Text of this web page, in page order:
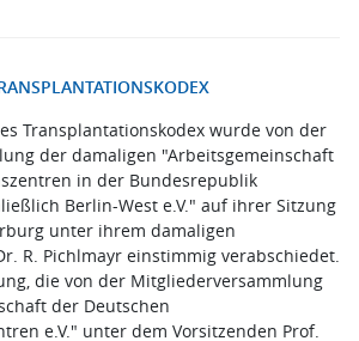
Transplantationskodex wurde von der
der damaligen "Arbeitsgemeinschaft
in der Bundesrepublik
Berlin-West e.V." auf ihrer Sitzung
unter ihrem damaligen
R. Pichlmayr einstimmig verabschiedet.
die von der Mitgliederversammlung
der Deutschen
e.V." unter dem Vorsitzenden Prof.